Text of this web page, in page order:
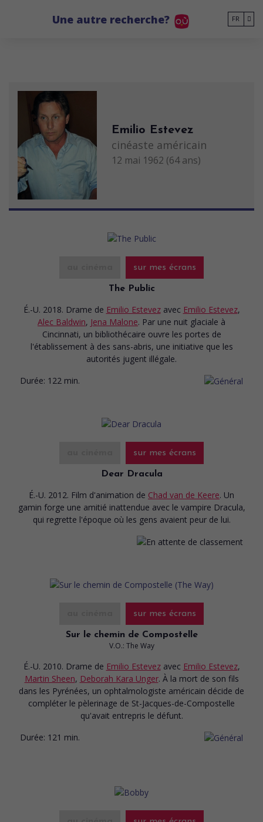
Une autre recherche? FR
Emilio Estevez
cinéaste américain
12 mai 1962 (64 ans)
sur mes écrans
The Public
É.-U. 2018. Drame de Emilio Estevez avec Emilio Estevez,
Alec Baldwin, Jena Malone. Par une nuit glaciale à
Cincinnati, un bibliothécaire ouvre les portes de
l'établissement à des sans-abris, une initiative que les
autorités jugent illégale.
Durée: 122 min.
sur mes écrans
Dear Dracula
É.-U. 2012. Film d'animation de Chad van de Keere. Un
gamin forge une amitié inattendue avec le vampire Dracula,
qui regrette l'époque où les gens avaient peur de lui.
sur mes écrans
Sur le chemin de Compostelle
V.O.: The Way
É.-U. 2010. Drame de Emilio Estevez avec Emilio Estevez,
Martin Sheen, Deborah Kara Unger. À la mort de son fils
dans les Pyrénées, un ophtalmologiste américain décide de
compléter le pèlerinage de St-Jacques-de-Compostelle
qu'avait entrepris le défunt.
Durée: 121 min.